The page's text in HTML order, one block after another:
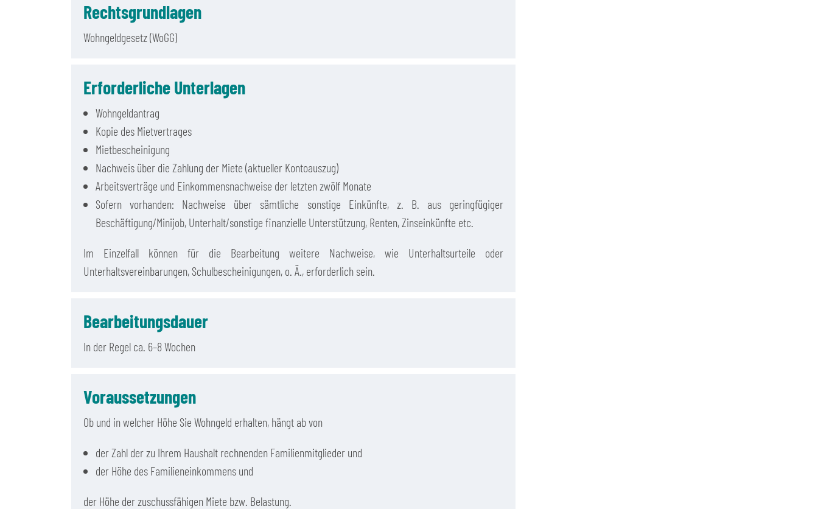
Rechtsgrundlagen
Wohngeldgesetz (WoGG)
Erforderliche Unterlagen
Wohngeldantrag
Kopie des Mietvertrages
Mietbescheinigung
Nachweis über die Zahlung der Miete (aktueller Kontoauszug)
Arbeitsverträge und Einkommensnachweise der letzten zwölf Monate
Sofern vorhanden: Nachweise über sämtliche sonstige Einkünfte, z. B. aus geringfügiger
Beschäftigung/Minijob, Unterhalt/sonstige finanzielle Unterstützung, Renten, Zinseinkünfte etc.
Im Einzelfall können für die Bearbeitung weitere Nachweise, wie Unterhaltsurteile oder
Unterhaltsvereinbarungen, Schulbescheinigungen, o. Ä., erforderlich sein.
Bearbeitungsdauer
In der Regel ca. 6–8 Wochen
Voraussetzungen
Ob und in welcher Höhe Sie Wohngeld erhalten, hängt ab von
der Zahl der zu Ihrem Haushalt rechnenden Familienmitglieder und
der Höhe des Familieneinkommens und
der Höhe der zuschussfähigen Miete bzw. Belastung.